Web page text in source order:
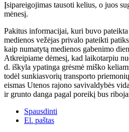
Įsipareigojimas tausoti kelius, o juos
mėnesį.
Pakitus informacijai, kuri buvo
medienos vežėjas privalo pateikti
kaip numatytą medienos gabenimo
Atkreipiame dėmesį, kad laikotarpiu
d. iškyla ypatinga grėsmė miško
todėl sunkiasvorių transporto
eismas Utenos rajono savivaldybės
ir grunto danga pagal poreikį bus
Spausdinti
El. paštas